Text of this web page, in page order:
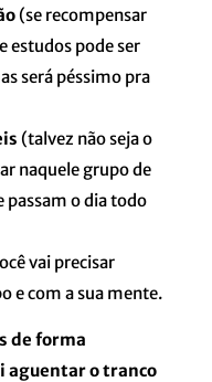
(se recompensar
estudos pode ser
será péssimo pra
(talvez não seja o
naquele grupo de
passam o dia todo
vai precisar
e com a sua mente.
de forma
aguentar o tranco